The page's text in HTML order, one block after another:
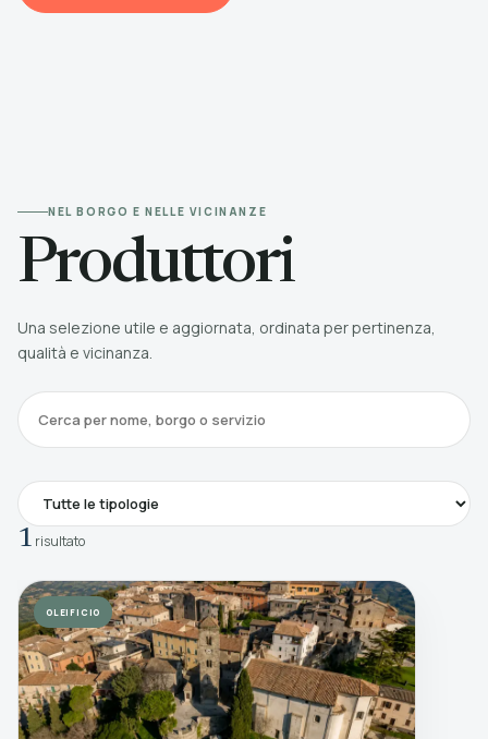
NEL BORGO E NELLE VICINANZE
Produttori
Una selezione utile e aggiornata, ordinata per pertinenza,
qualità e vicinanza.
Cerca
1 risultato
OLEIFICIO